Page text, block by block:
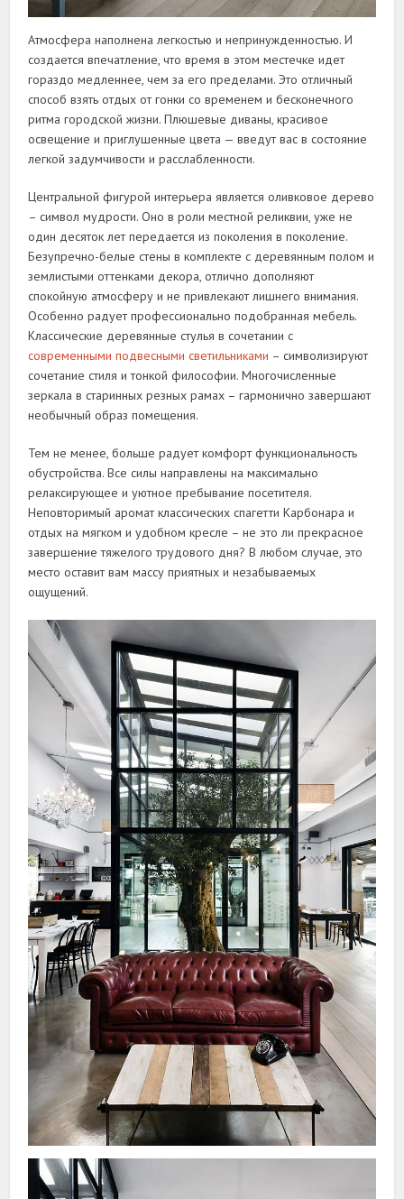
Атмосфера наполнена легкостью и непринужденностью. И
создается впечатление, что время в этом местечке идет
гораздо медленнее, чем за его пределами. Это отличный
способ взять отдых от гонки со временем и бесконечного
ритма городской жизни. Плюшевые диваны, красивое
освещение и приглушенные цвета — введут вас в состояние
легкой задумчивости и расслабленности.
Центральной фигурой интерьера является оливковое дерево
– символ мудрости. Оно в роли местной реликвии, уже не
один десяток лет передается из поколения в поколение.
Безупречно-белые стены в комплекте с деревянным полом и
землистыми оттенками декора, отлично дополняют
спокойную атмосферу и не привлекают лишнего внимания.
Особенно радует профессионально подобранная мебель.
Классические деревянные стулья в сочетании с
современными подвесными светильниками – символизируют
сочетание стиля и тонкой философии. Многочисленные
зеркала в старинных резных рамах – гармонично завершают
необычный образ помещения.
Тем не менее, больше радует комфорт функциональность
обустройства. Все силы направлены на максимально
релаксирующее и уютное пребывание посетителя.
Неповторимый аромат классических спагетти Карбонара и
отдых на мягком и удобном кресле – не это ли прекрасное
завершение тяжелого трудового дня? В любом случае, это
место оставит вам массу приятных и незабываемых
ощущений.